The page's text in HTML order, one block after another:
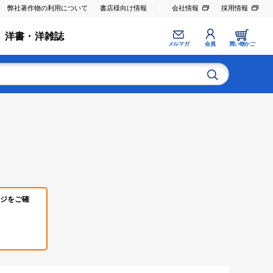
弊社著作物の利用について 書店様向け情報 会社情報 採用情報
洋書・洋雑誌
メルマガ 会員 買い物かご
をご確